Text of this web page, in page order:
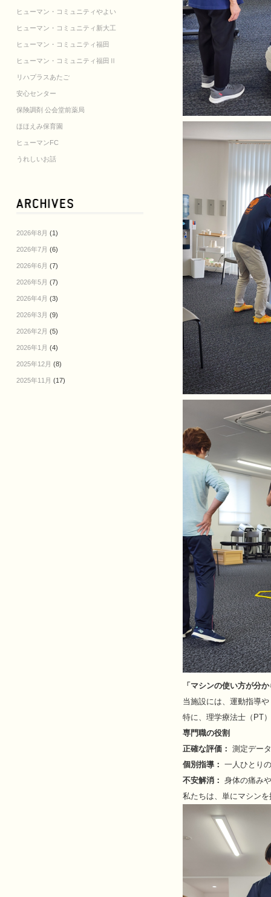
ヒューマン・コミュニティやよい
ヒューマン・コミュニティ新大工
ヒューマン・コミュニティ福田
ヒューマン・コミュニティ福田Ⅱ
リハプラスあたご
安心センター
保険調剤 公会堂前薬局
ほほえみ保育園
ヒューマンFC
うれしいお話
2026年8月 (1)
2026年7月 (6)
2026年6月 (7)
2026年5月 (7)
2026年4月 (3)
2026年3月 (9)
2026年2月 (5)
2026年1月 (4)
2025年12月 (8)
2025年11月 (17)
「マシンの使い方が分
当施設には、運動指導
特に、理学療法士（PT
専門職の役割
正確な評価： 測定デー
個別指導： 一人ひとり
不安解消： 身体の痛み
私たちは、単にマシン